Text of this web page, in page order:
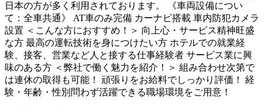
日本の方が多く利用されております。 《車両設備につい
て：全車共通》 AT車のみ完備 カーナビ搭載 車内防犯カメラ
設置 ＜こんな方におすすめ！＞ 向上心・サービス精神旺盛
な方 最高の運転技術を身につけたい方 ホテルでの就業経
験、接客、営業など人と接する仕事経験者 サービス業に興
味のある方 ＜弊社で働く魅力を紹介！＞ 組み合わせ次第で
は連休の取得も可能！ 頑張りをお給料でしっかり評価！ 経
験・年齢・性別問わず活躍できる職場環境をご用意！